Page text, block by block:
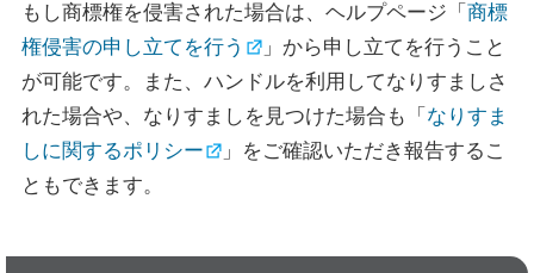
もし商標権を侵害された場合は、ヘルプページ「 商標
権侵害の申し立てを行う
」から申し立てを行うこと
が可能です。また、ハンドルを利用してなりすましさ
れた場合や、なりすましを見つけた場合も「 なりすま
しに関するポリシー
」をご確認いただき報告するこ
ともできます。